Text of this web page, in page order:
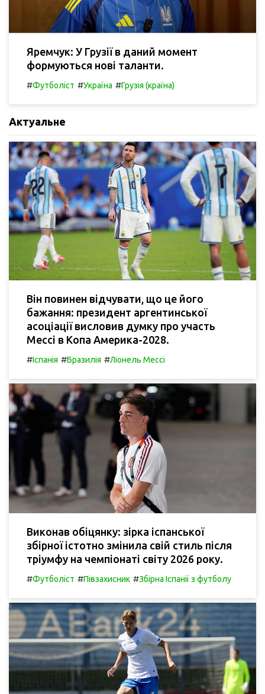
Яремчук: У Грузії в даний момент
формуються нові таланти.
#Футболіст #Україна #Грузія (країна)
Актуальне
Він повинен відчувати, що це його
бажання: президент аргентинської
асоціації висловив думку про участь
Мессі в Копа Америка-2028.
#Іспанія #Бразилія #Ліонель Мессі
Виконав обіцянку: зірка іспанської
збірної істотно змінила свій стиль після
тріумфу на чемпіонаті світу 2026 року.
#Футболіст #Півзахисник #Збірна Іспанії з футболу